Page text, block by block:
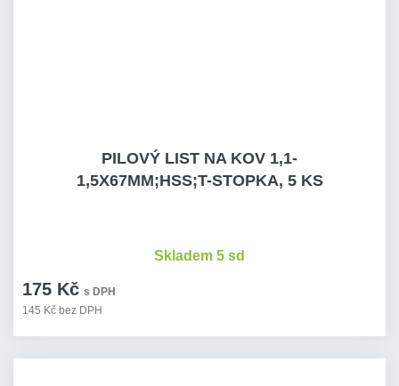
PILOVÝ LIST NA KOV 1,1-
1,5X67MM;HSS;T-STOPKA, 5 KS
175 Kč s DPH
145 Kč bez DPH
Skladem 5 sd